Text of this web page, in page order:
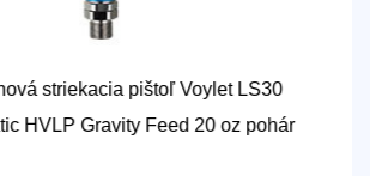
striekacia pištoľ Voylet LS30
HVLP Gravity Feed 20 oz pohár